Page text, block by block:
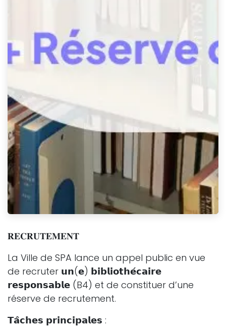
𝐑𝐄𝐂𝐑𝐔𝐓𝐄𝐌𝐄𝐍𝐓
La Ville de SPA lance un appel public en vue
de recruter 𝘂𝗻(𝗲) 𝗯𝗶𝗯𝗹𝗶𝗼𝘁𝗵𝗲́𝗰𝗮𝗶𝗿𝗲
𝗿𝗲𝘀𝗽𝗼𝗻𝘀𝗮𝗯𝗹𝗲 (B4) et de constituer d’une
réserve de recrutement.
𝗧𝗮̂𝗰𝗵𝗲𝘀 𝗽𝗿𝗶𝗻𝗰𝗶𝗽𝗮𝗹𝗲𝘀 :